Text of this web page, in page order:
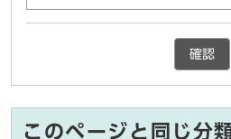
確認
このページと同じ分